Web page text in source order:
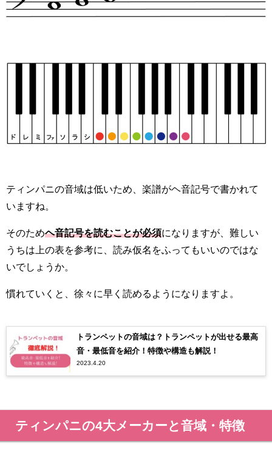
ティンパニの音域は低いため、楽譜がヘ音記号で書かれて
いますね。
そのためヘ音記号を読むことが必須になりますが、難しい
うちは上の表を参考に、読み仮名をふってもいいのではな
いでしょうか。
慣れていくと、徐々に早く読めるようになりますよ。
トランペットの音域は？トランペットが出せる最高
音・最低音を紹介！特徴や構造も解説！
2023.4.20
ティンパニの4大メーカーと音域・特徴